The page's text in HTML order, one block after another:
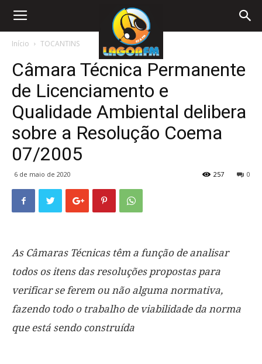
Início TOCANTINS
Câmara Técnica Permanente
de Licenciamento e
Qualidade Ambiental delibera
sobre a Resolução Coema
07/2005
6 de maio de 2020 0
257
As Câmaras Técnicas têm a função de analisar
todos os itens das resoluções propostas para
verificar se ferem ou não alguma normativa,
fazendo todo o trabalho de viabilidade da norma
que está sendo construída